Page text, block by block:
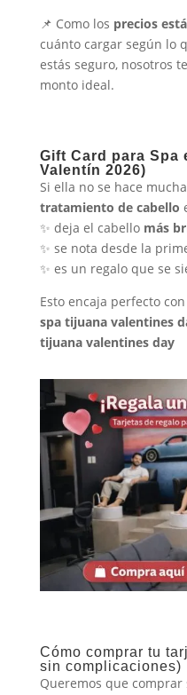
📌 Como los precios
cuánto cargar según lo
estás seguro, nosotros
monto ideal.
Gift Card para Spa
Valentín 2026)
Si ella no se hace
tratamiento de cabello
✨ deja el cabello más
✨ se nota desde la
✨ es un regalo que se
Esto encaja perfecto
spa tijuana valentines
tijuana valentines day
Cómo comprar tu
sin complicaciones)
Queremos que